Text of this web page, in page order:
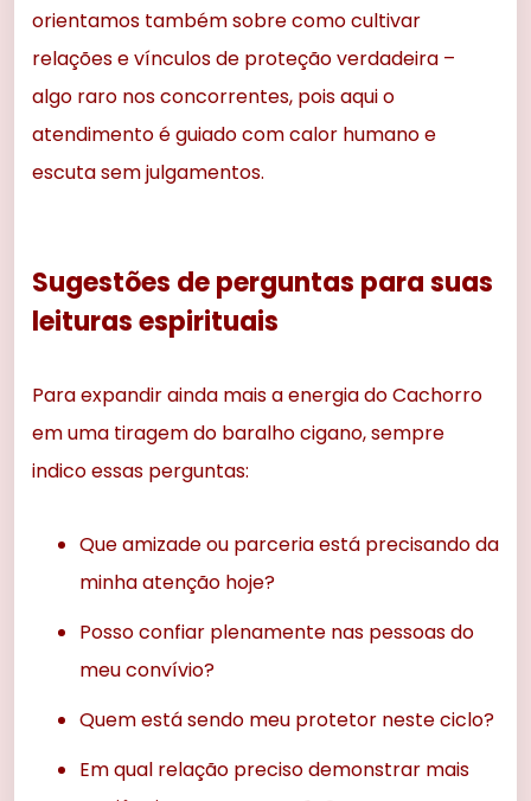
orientamos também sobre como cultivar
relações e vínculos de proteção verdadeira –
algo raro nos concorrentes, pois aqui o
atendimento é guiado com calor humano e
escuta sem julgamentos.
Sugestões de perguntas para suas
leituras espirituais
Para expandir ainda mais a energia do Cachorro
em uma tiragem do baralho cigano, sempre
indico essas perguntas:
Que amizade ou parceria está precisando da
minha atenção hoje?
Posso confiar plenamente nas pessoas do
meu convívio?
Quem está sendo meu protetor neste ciclo?
Em qual relação preciso demonstrar mais